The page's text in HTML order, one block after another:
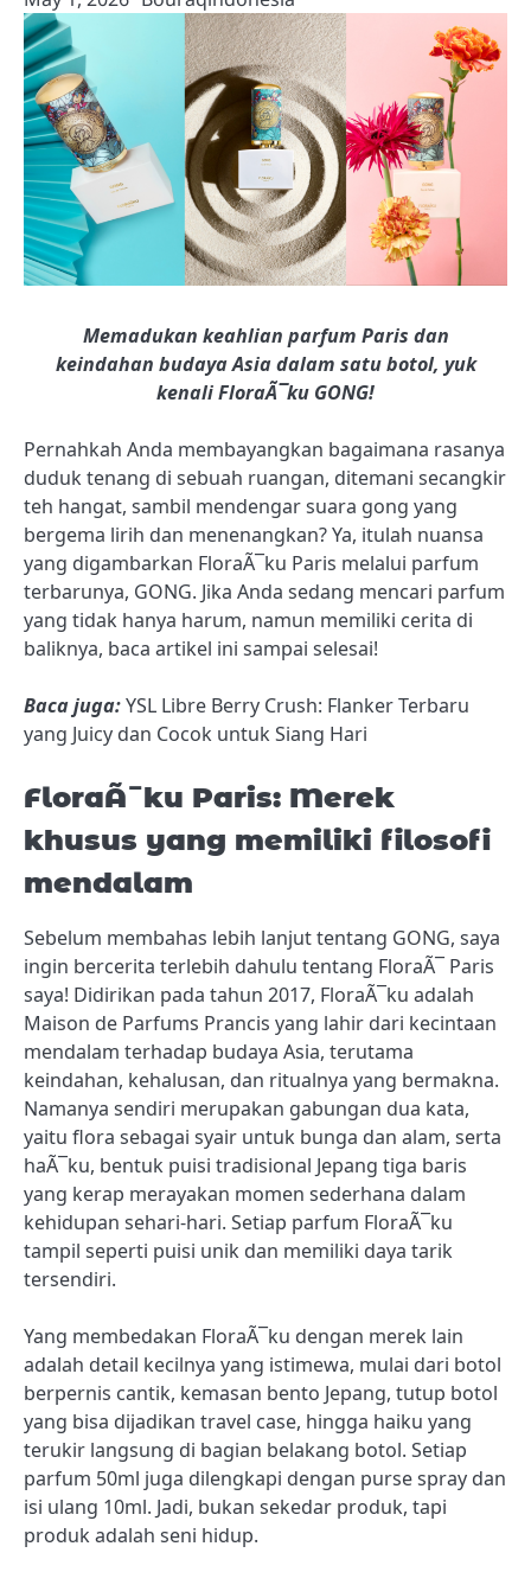
Memadukan keahlian parfum Paris dan
keindahan budaya Asia dalam satu botol, yuk
kenali FloraÃ¯ku GONG!
Pernahkah Anda membayangkan bagaimana rasanya
duduk tenang di sebuah ruangan, ditemani secangkir
teh hangat, sambil mendengar suara gong yang
bergema lirih dan menenangkan? Ya, itulah nuansa
yang digambarkan FloraÃ¯ku Paris melalui parfum
terbarunya, GONG. Jika Anda sedang mencari parfum
yang tidak hanya harum, namun memiliki cerita di
baliknya, baca artikel ini sampai selesai!
Baca juga:YSL Libre Berry Crush: Flanker Terbaru
yang Juicy dan Cocok untuk Siang Hari
FloraÃ¯ku Paris: Merek
khusus yang memiliki filosofi
mendalam
Sebelum membahas lebih lanjut tentang GONG, saya
ingin bercerita terlebih dahulu tentang FloraÃ¯ Paris
saya! Didirikan pada tahun 2017, FloraÃ¯ku adalah
Maison de Parfums Prancis yang lahir dari kecintaan
mendalam terhadap budaya Asia, terutama
keindahan, kehalusan, dan ritualnya yang bermakna.
Namanya sendiri merupakan gabungan dua kata,
yaitu flora sebagai syair untuk bunga dan alam, serta
haÃ¯ku, bentuk puisi tradisional Jepang tiga baris
yang kerap merayakan momen sederhana dalam
kehidupan sehari-hari. Setiap parfum FloraÃ¯ku
tampil seperti puisi unik dan memiliki daya tarik
tersendiri.
Yang membedakan FloraÃ¯ku dengan merek lain
adalah detail kecilnya yang istimewa, mulai dari botol
berpernis cantik, kemasan bento Jepang, tutup botol
yang bisa dijadikan travel case, hingga haiku yang
terukir langsung di bagian belakang botol. Setiap
parfum 50ml juga dilengkapi dengan purse spray dan
isi ulang 10ml. Jadi, bukan sekedar produk, tapi
produk adalah seni hidup.